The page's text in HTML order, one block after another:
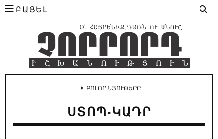
ԲԱՑԵԼ
♦ ԲՈԼՈՐ ՆՅՈՒԹԵՐԸ
ՍՏՈՊ-ԿԱԴՐ